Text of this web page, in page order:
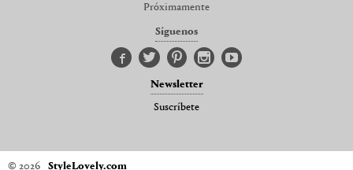
Próximamente
Síguenos
Newsletter
Suscríbete
© 2026 StyleLovely.com